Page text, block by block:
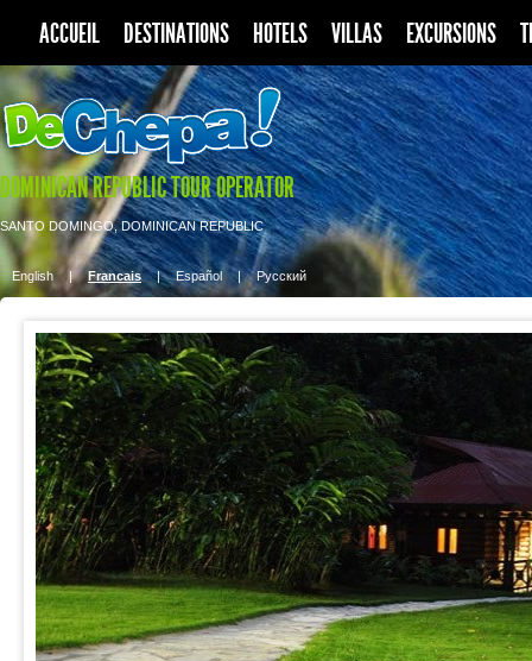
ACCUEIL DESTINATIONS HOTELS VILLAS EXCURSIONS
DOMINICAN REPUBLIC TOUR OPERATOR
SANTO DOMINGO, DOMINICAN REPUBLIC
English | Francais | Español | Pусский